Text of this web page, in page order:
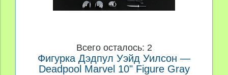
Всего осталось: 2
Фигурка Дэдпул Уэйд Уилсон —
Deadpool Marvel 10" Figure Gray